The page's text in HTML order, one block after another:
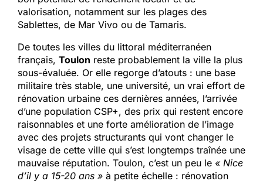
valorisation, notamment sur les plages des
Sablettes, de Mar Vivo ou de Tamaris.
De toutes les villes du littoral méditerranéen
français, Toulon reste probablement la ville la plus
sous-évaluée. Or elle regorge d’atouts : une base
militaire très stable, une université, un vrai effort de
rénovation urbaine ces dernières années, l’arrivée
d’une population CSP+, des prix qui restent encore
raisonnables et une forte amélioration de l’image
avec des projets structurants qui vont changer le
visage de cette ville qui s’est longtemps traînée une
mauvaise réputation. Toulon, c’est un peu le « Nice
d’il y a 15-20 ans » à petite échelle : rénovation